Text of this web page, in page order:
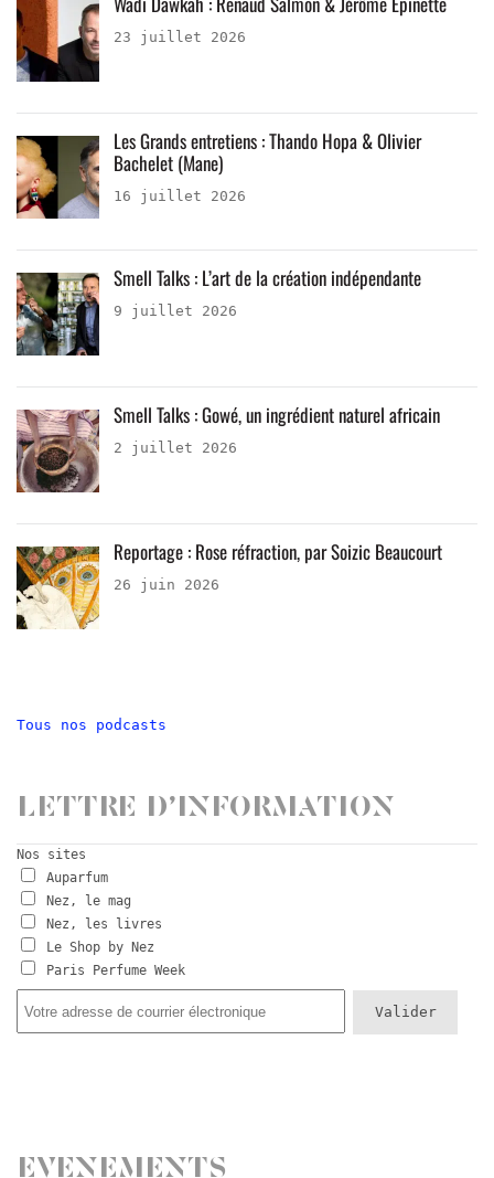
23 juillet 2026
Les Grands entretiens : Thando Hopa & Olivier
Bachelet (Mane)
16 juillet 2026
Smell Talks : L’art de la création indépendante
9 juillet 2026
Smell Talks : Gowé, un ingrédient naturel africain
2 juillet 2026
Reportage : Rose réfraction, par Soizic Beaucourt
26 juin 2026
Tous nos podcasts
Lettre d’information
Nos sites
Auparfum
Nez, le mag
Nez, les livres
Le Shop by Nez
Paris Perfume Week
Evenements